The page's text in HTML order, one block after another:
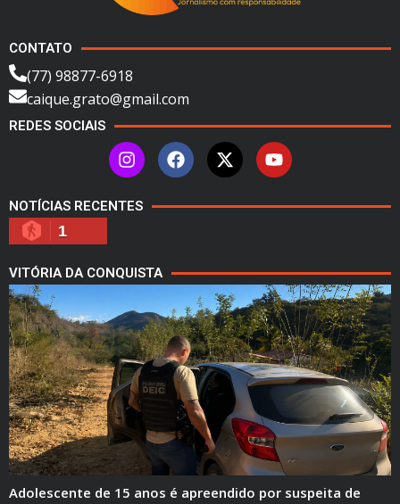
CONTATO
(77) 98877-6918
caique.grato@gmail.com
REDES SOCIAIS
NOTÍCIAS RECENTES
1
VITÓRIA DA CONQUISTA
Adolescente de 15 anos é apreendido por suspeita de